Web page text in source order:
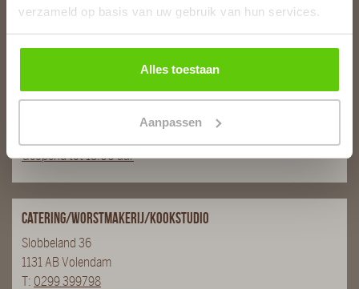
verzameld op basis van uw gebruik van hun services.
Alles toestaan
Aanpassen
Slagerij De Stient
1132 BE Volendam
Geopend tot 18.00 uur
Catering/Worstmakerij/Kookstudio
Slobbeland 36
1131 AB Volendam
T: 0299 399798